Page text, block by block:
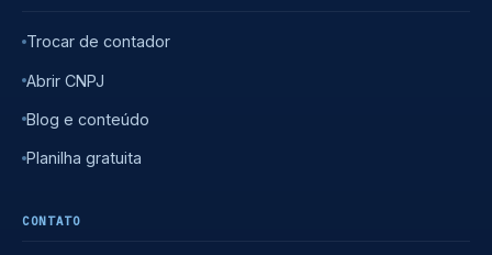
Trocar de contador
Abrir CNPJ
Blog e conteúdo
Planilha gratuita
CONTATO